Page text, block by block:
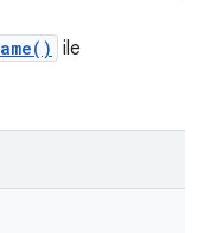
ile